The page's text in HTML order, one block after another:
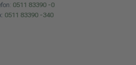
0511 83390 -0
0511 83390 -340